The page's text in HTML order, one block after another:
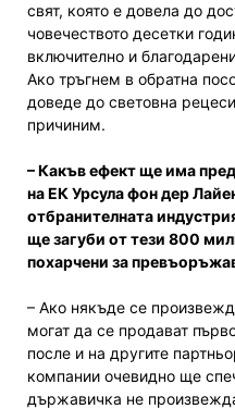
свят, която е довела до
човечеството десетки
включително и
Ако тръгнем в обратна
доведе до световна
причиним.
– Какъв ефект ще има
на ЕК Урсула фон дер
отбранителната
ще загуби от тези 800
похарчени за
– Ако някъде се
могат да се продават
после и на другите
компании очевидно ще
държавичка не